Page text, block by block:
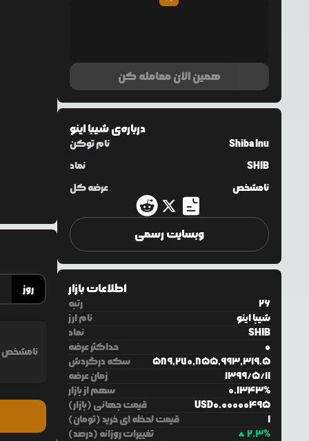
روز
نامشخص
همین الان معامله کن
درباره‌یشیبا اینو
نام توکن
Shiba Inu
نماد
SHIB
عرضه کل
نامشخص
وبسایت رسمی
اطلاعات بازار
رتبه
26
نام ارز
شیبا اینو
نماد
SHIB
حداکثر عرضه
0
سکه درگردش
589,270,855,993,319.5
زمان عرضه
1399/5/11
سهم از بازار
0.1343%
قیمت جهانی (بازار)
USD0.00000495
قیمت لحظه ای خرید (تومان)
1
تغییرات روزانه (درصد)
2.3%